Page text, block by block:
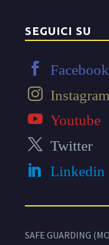
SEGUICI SU
Facebook
Instagram
Youtube
Twitter
Linkedin
SAFE GUARDING